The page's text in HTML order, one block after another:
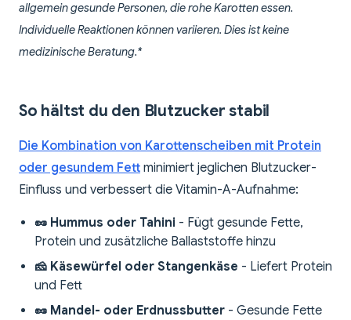
allgemein gesunde Personen, die rohe Karotten essen.
Individuelle Reaktionen können variieren. Dies ist keine
medizinische Beratung.*
So hältst du den Blutzucker stabil
Die Kombination von Karottenscheiben mit Protein
oder gesundem Fett minimiert jeglichen Blutzucker-
Einfluss und verbessert die Vitamin-A-Aufnahme:
🥜 Hummus oder Tahini - Fügt gesunde Fette,
Protein und zusätzliche Ballaststoffe hinzu
🧀 Käsewürfel oder Stangenkäse - Liefert Protein
und Fett
🥜 Mandel- oder Erdnussbutter - Gesunde Fette